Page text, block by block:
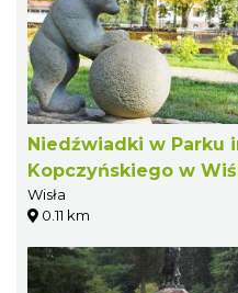
Niedźwiadki w Parku
Kopczyńskiego w
Wisła
0.11 km